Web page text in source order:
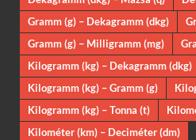
Gramm (g) – Dekagramm (dkg)
Gramm (g) – Milligramm (mg)
Kilogramm (kg) – Dekagramm (dkg)
Kilogramm (kg) – Gramm (g)
Kilogramm (kg) – Tonna (t)
Kilométer (km) – Deciméter (dm)